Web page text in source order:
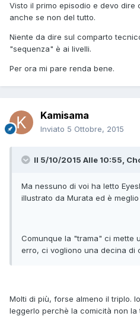
Visto il primo episodio e devo dire
anche se non del tutto.
Niente da dire sul comparto
"sequenza" è ai livelli.
Per ora mi pare renda bene.
Kamisama
Inviato 5 Ottobre, 2015
Il 5/10/2015 Alle 10:55,
Ma nessuno di voi ha letto
illustrato da Murata ed è
Comunque la "trama" ci mette
erro, ci vogliono una decina di
Molti di più, forse almeno il triplo.
leggerlo perchè la comicità non